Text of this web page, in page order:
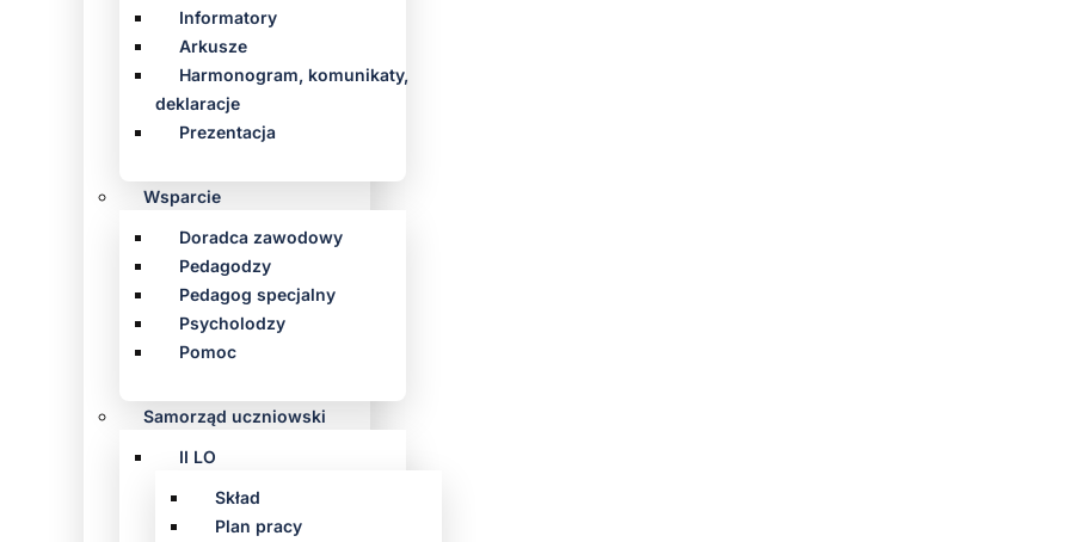
Informatory
Arkusze
Harmonogram, komunikaty,
deklaracje
Prezentacja
Wsparcie
Doradca zawodowy
Pedagodzy
Pedagog specjalny
Psycholodzy
Pomoc
Samorząd uczniowski
II LO
Skład
Plan pracy